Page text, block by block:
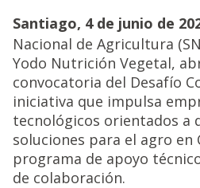
Santiago, 4 de junio de
Nacional de Agricultura
Yodo Nutrición Vegetal,
convocatoria del Desafío
iniciativa que impulsa
tecnológicos orientados a
soluciones para el agro en
programa de apoyo
de colaboración.